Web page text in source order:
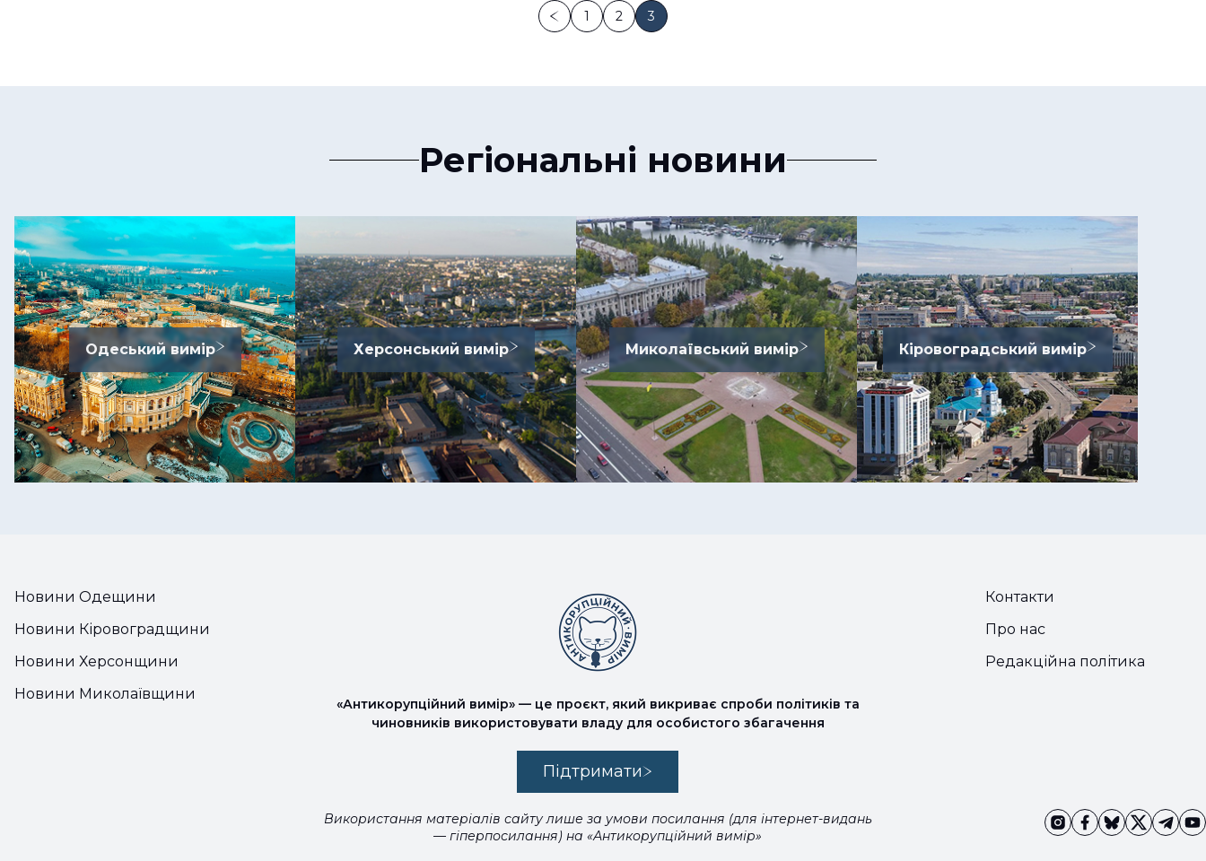
1 2 3
Регіональні новини
Одеський вимір Херсонський вимір Миколаївський вимір Кіровоградський вимір
Новини Одещини
Новини Кіровоградщини
Новини Херсонщини
Новини Миколаївщини
«Антикорупційний вимір» — це проєкт, який викриває спроби політиків та
чиновників використовувати владу для особистого збагачення
Підтримати
Використання матеріалів сайту лише за умови посилання (для інтернет-видань
— гіперпосилання) на «Антикорупційний вимір»
Контакти
Про нас
Редакційна політика